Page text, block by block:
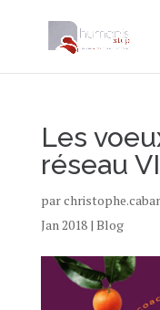
Les
réseau
par
Jan 2018| Blog